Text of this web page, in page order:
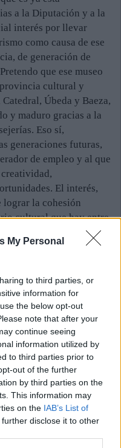
My Personal
to third parties, or
information for
the below opt-out
note that after your
continue seeing
information utilized by
to third parties prior to
out of the further
by third parties on the
This information may
on the IAB’s List of
disclose it to other
a la Diputación y a la
interés por llevar
como causa de ese
de generación de
que ese museo
cultural y
Úbeda y Baeza,
y maduro gracias a la
Eso sí,
generaciones futuras,
de empleo y al que
El interés,
lograr la cohesión
cultural que hay entre
a los que habitan
la Garza y preparar una
en Linares o en
sus familias.
en la
valor porque las
en el
aprovechar esos
uso no sea solo de